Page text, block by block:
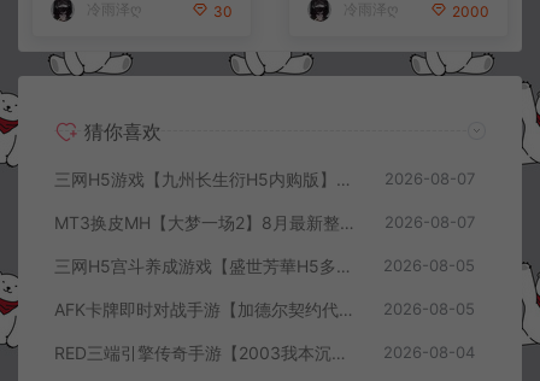
冷雨泽ღ 30 冷雨泽ღ 2000
猜你喜欢
三网H5游戏【九州长生衍H5内购版】8月最新整理Linux手工服务端+管理后台+GM授权后台+简易安卓客户端+详细搭建教程+视频教程 2026-08-07
MT3换皮MH【大梦一场2】8月最新整理Linux手工服务端+源码+管理后台+安卓苹果双端+详细搭建教程+视频教程 2026-08-07
三网H5宫斗养成游戏【盛世芳華H5多区跨服代金券内购优化版】8月最新整理Linux手工服务端+CDK授权后台+全资源安卓+详细搭建教程+视频教程 2026-08-05
AFK卡牌即时对战手游【加德尔契约代金券内购修复版】8月最新整理Linux手工服务端+前后端全套源码+CDK授权后台+安卓苹果双端+详细搭建教程+视频教程 2026-08-05
RED三端引擎传奇手游【2003我本沉默三职业】8月最新整理Win一键服务端+PC安卓+详细搭建教程 2026-08-04